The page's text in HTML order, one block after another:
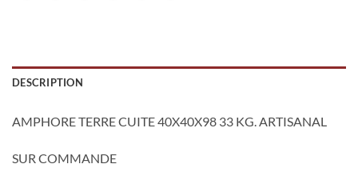
DESCRIPTION
AMPHORE TERRE CUITE 40X40X98 33 KG. ARTISANAL
SUR COMMANDE